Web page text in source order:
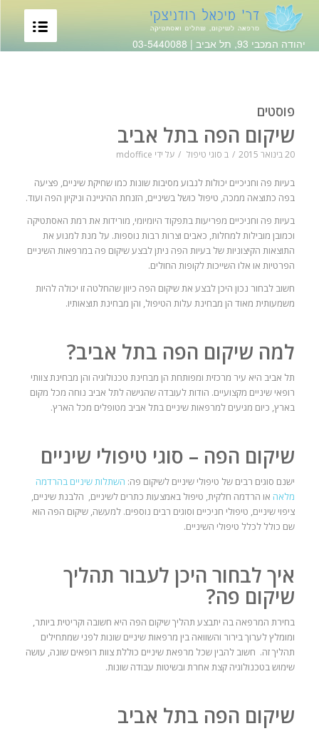
יהודה המכבי 93, תל אביב | 03-5440088
פוסטים
שיקום הפה בתל אביב
20 בינואר 2015 / ב סוגי טיפול / על ידי mdoffice
בעיות פה וחניכיים יכולות לנבוע מסיבות שונות כמו שחיקת שיניים, פציעה
בפה כתוצאה ממכה, טיפול כושל בשיניים, הזנחת ההיגיינה וניקיון הפה ועוד.
בעיות פה וחניכיים מפריעות בתפקוד היומיומי, מורידות את רמת האסתטיקה
וכמובן מובילות למחלות, כאבים וצרות רבות נוספות. על מנת למנוע את
התוצאות הקיצוניות של בעיות הפה ניתן לבצע שיקום פה במרפאות השיניים
הפרטיות או אלו השייכות לקופות החולים.
חשוב לבחור נכון היכן לבצע את שיקום הפה כיוון שהחלטה זו יכולה להיות
משמעותית מאוד הן מבחינת עלות הטיפול, והן מבחינת תוצאותיו.
למה שיקום הפה בתל אביב?
תל אביב היא עיר מרכזית ומפותחת הן מבחינת טכנולוגיה והן מבחינת צוותי
רופאי שיניים מקצועיים. הודות לעובדה שהגישה לתל אביב נוחה מכל מקום
בארץ, כיום מגיעים למרפאות שיניים בתל אביב מטופלים מכל הארץ.
שיקום הפה – סוגי טיפולי שיניים
ישנם סוגים רבים של טיפולי שיניים לשיקום פה: השתלות שיניים בהרדמה
מלאה או הרדמה חלקית, טיפול באמצעות כתרים לשיניים, הלבנת שיניים,
ציפוי שיניים, טיפולי חניכיים וסוגים רבים נוספים. למעשה, שיקום הפה הוא
שם כולל לכלל טיפולי השיניים.
איך לבחור היכן לעבור תהליך
שיקום פה?
בחירת המרפאה בה יתבצע תהליך שיקום הפה היא חשובה וקריטית ביותר,
ומומלץ לערוך בירור והשוואה בין מרפאות שיניים שונות לפני שמתחילים
תהליך זה. חשוב להבין שכל מרפאת שיניים כוללת צוות רופאים שונה, עושה
שימוש בטכנולוגיה קצת אחרת ובשיטות עבודה שונות.
שיקום הפה בתל אביב